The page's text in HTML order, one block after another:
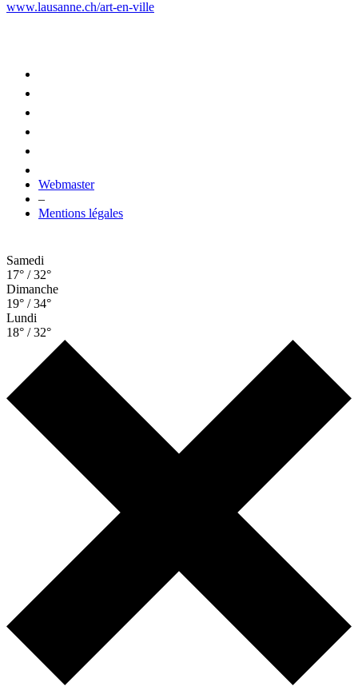
www.lausanne.ch/art-en-ville
Webmaster
–
Mentions légales
Samedi
17° / 32°
Dimanche
19° / 34°
Lundi
18° / 32°